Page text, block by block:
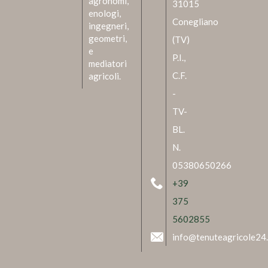
enologi,
ingegneri,
geometri,
e
mediatori
agricoli.
31015
Conegliano
(TV)
P.I.,
C.F.
-
TV-
BL.
N.
05380650266
+39
375
5602855